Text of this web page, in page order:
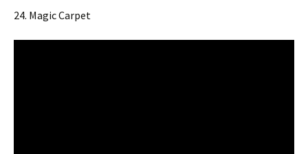
24. Magic Carpet